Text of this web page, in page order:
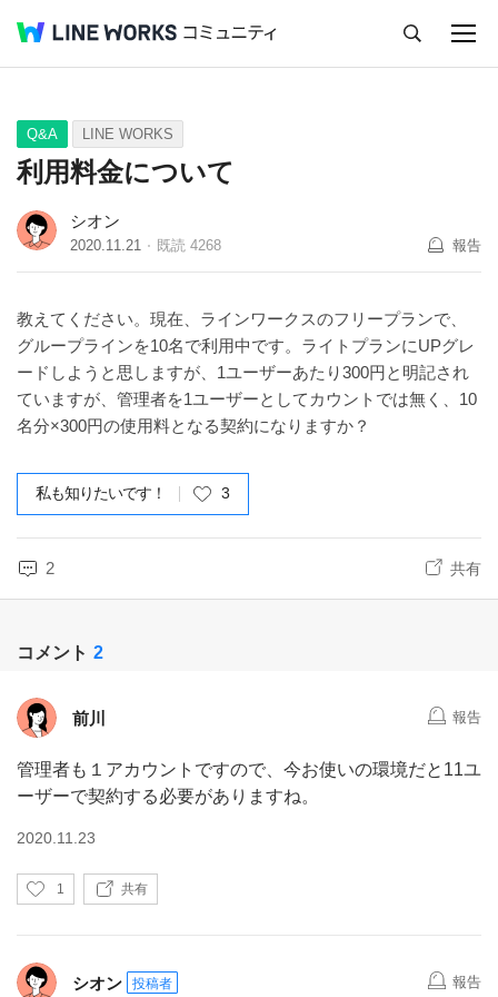
Q&A Tips Ideas
Q&A LINE WORKS
利用料金について
シオン
2020.11.21 既読 4268 報告
教えてください。現在、ラインワークスのフリープランで、
グループラインを10名で利用中です。ライトプランにUPグレ
ードしようと思しますが、1ユーザーあたり300円と明記され
ていますが、管理者を1ユーザーとしてカウントでは無く、10
名分×300円の使用料となる契約になりますか？
私も知りたいです！ 3
2 共有
コメント 2
前川 報告
管理者も１アカウントですので、今お使いの環境だと11ユ
ーザーで契約する必要がありますね。
2020.11.23
い
1 共有
シオン 投稿者 報告